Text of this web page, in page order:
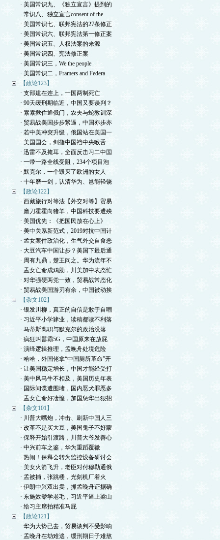
· 美国常识九、《独立宣言》提到的
· 常识八、独立宣言consent of the
· 美国常识七、联邦宪法的27条修正
· 美国常识六、联邦宪法第一修正案
· 美国常识五、人权法案的来源
· 美国常识四、宪法修正案
· 美国常识三，We the people
· 美国常识二，Framers and Federa
【政论123】
· 支部建在连上，一国两制死亡
· 90天缓刑期临近，中国又要误判？
· 紧紧揪住通俄门，农夫与蛇教训深
· 贸易战美国步步紧逼，中国亦步亦
· 若中美冲突升级，俄国站在美国一
· 美国国会，剑指中国裆中央喉舌
· 迅雷不及掩耳，全面反击习二中国
· 一带一路全线受阻，234个项目泡
· 默克尔，一个毁灭了欧洲的女人
· 十年磨一剑，认清华为、岂能轻饶
【政论122】
· 西藏旅行对等法【外交对等】贸易
· 磨刀霍霍向猪羊，中国科技要遭殃
· 美国优先：《把国民放在心上》
· 美中关系新范式，2019对抗中国计
· 孟女案件政治化，生气外交自食恶
· 大豆汽车中国让步？美国下最后通
· 周有九鼎，楚王问之。华为流年不
· 孟女亡命成鸡肋，川美加中表态忙
· 对华强硬两党一致，贸易战常态化
· 贸易战美国游刃有余，中国被动挨
【杂文102】
· 银发川柳，真正的自信是敢于自嘲
· 习近平小学肄业，读稿都读不利落
· 马蒂斯离职与默克尔的政治没落
· 疯狂叫嚣霸5G，中国原来在放屁
· 演绎逻辑推理，孟晚舟处境危险
· 哈哈，外国佬拿“中国厕所革命”开
· 让美国稳定增长，中国才能经受打
· 美中风马牛不相及，美国历史年表
· 国际间谍遭围堵，国内恶犬罪恶多
· 孟女亡命好凄惶，加国惩华出狠招
【杂文101】
· 川普大嘴炮，冲击、刷新中国人三
· 改革不是买大豆，美国鬼子不好蒙
· 保释开始引渡路，川普大爷发善心
· 中兴前车之鉴，华为重蹈覆辙
· 热闹！保释会转为监控设备研讨会
· 美女火箭飞升，老臣对付穆勒通俄
· 孟被捕，张跳楼，光刻机厂着火
· 伊朗中兴双出卖，抓孟晚舟证据确
· 东施效颦学老毛，习近平逼上梁山
· 给习主席拍精准马屁
【政论121】
· 华为大势已去，贸易谈判不受影响
· 孟晚舟在劫难逃，缓刑期日子难熬